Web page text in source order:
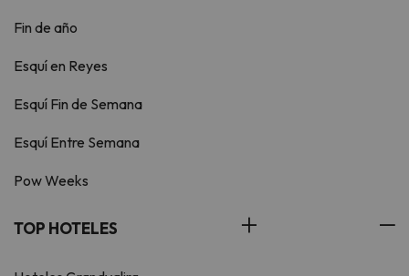
Fin de año
Esquí en Reyes
Esquí Fin de Semana
Esquí Entre Semana
Pow Weeks
TOP HOTELES